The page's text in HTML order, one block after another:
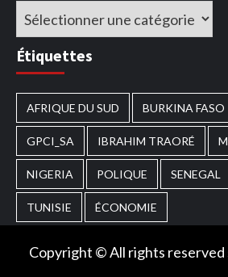
Catégories
Étiquettes
AFRIQUE DU SUD BURKINA FASO
GPCI_SA IBRAHIM TRAORÉ
NIGERIA POLIQUE SENEGAL
TUNISIE ÉCONOMIE
Copyright © All rights